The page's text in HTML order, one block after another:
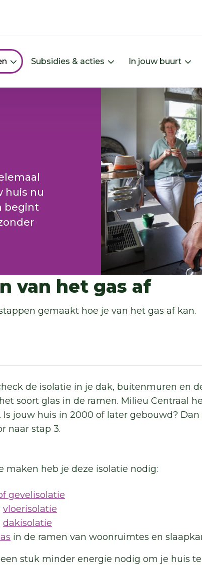
Menu Energie besparen uitklappen
Subsidies & acties Menu Subsidies &
In jouw buurt
huis nu
begint
van het gas af
gemaakt hoe je van het gas af kan.
de isolatie in je dak, buitenmuren en
soort glas in de ramen. Milieu Centraal
Is jouw huis in 2000 of later gebouwd? Dan
naar stap 3.
maken heb je deze isolatie nodig:
gevelisolatie
vloerisolatie
dakisolatie
in de ramen van woonruimtes en
stuk minder energie nodig om je huis